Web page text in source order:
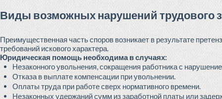
Виды возможных нарушений трудового
Преимущественная часть споров возникает в результате
требований искового характера.
Юридическая помощь необходима в случаях:
Незаконного увольнения, сокращения работника с
Отказа в выплате компенсации при увольнении.
Оплаты труда при работе сверх нормативного времени.
Незаконных удержаний сумм из заработной платы или